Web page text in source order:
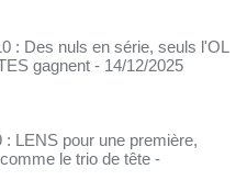
: Des nuls en série, seuls l'OL
gagnent - 14/12/2025
: LENS pour une première,
le trio de tête -